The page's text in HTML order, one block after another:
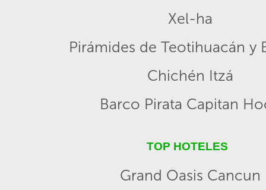
Xel-ha
Pirámides de Teotihuacán y
Chichén Itzá
Barco Pirata Capitan
TOP HOTELES
Grand Oasis Cancun